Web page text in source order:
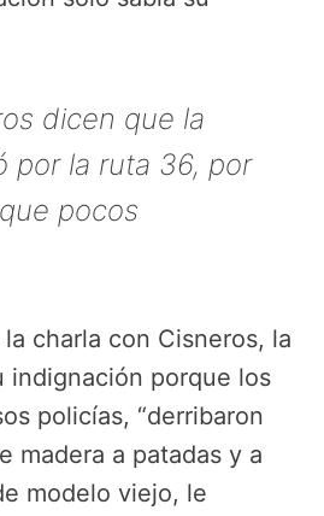
dicen que la
por la ruta 36, por
pocos
charla con Cisneros, la
indignación porque los
policías, “derribaron
madera a patadas y a
modelo viejo, le